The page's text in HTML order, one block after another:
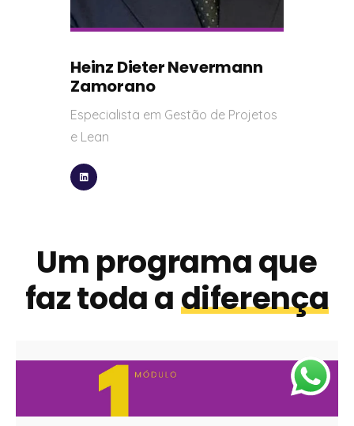
Heinz Dieter Nevermann
Zamorano
Especialista em Gestão de Projetos
e Lean
Um programa que
faz toda adiferença